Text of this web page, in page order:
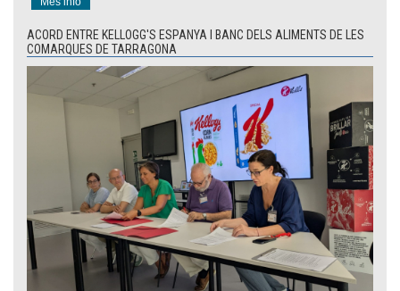
ACORD ENTRE KELLOGG'S ESPANYA I BANC DELS ALIMENTS DE LES
COMARQUES DE TARRAGONA